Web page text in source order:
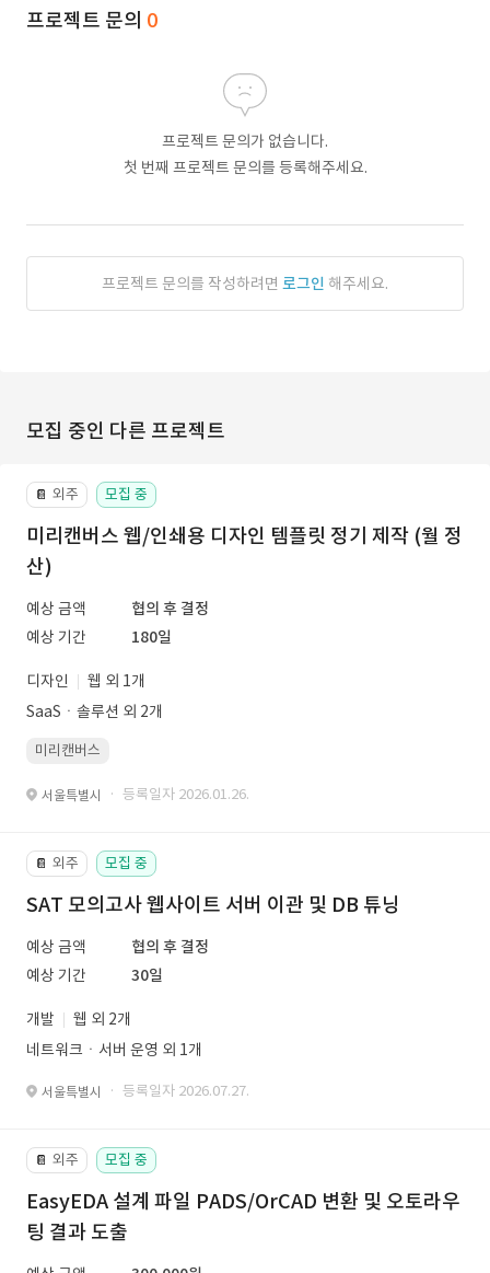
프로젝트 문의 0
프로젝트 문의가 없습니다.
첫 번째 프로젝트 문의를 등록해주세요.
프로젝트 문의를 작성하려면 로그인 해주세요.
모집 중인 다른 프로젝트
📔 외주 모집 중
미리캔버스 웹/인쇄용 디자인 템플릿 정기 제작 (월 정
산)
예상 금액
협의 후 결정
예상 기간
180일
디자인
웹 외 1개
SaaSㆍ솔루션 외 2개
미리캔버스
서울특별시 · 등록일자 2026.01.26.
📔 외주 모집 중
SAT 모의고사 웹사이트 서버 이관 및 DB 튜닝
예상 금액
협의 후 결정
예상 기간
30일
개발
웹 외 2개
네트워크ㆍ서버 운영 외 1개
서울특별시 · 등록일자 2026.07.27.
📔 외주 모집 중
EasyEDA 설계 파일 PADS/OrCAD 변환 및 오토라우
팅 결과 도출